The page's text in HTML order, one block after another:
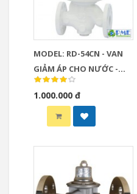
MODEL: RD-54CN - VAN
GIẢM ÁP CHO NƯỚC -
VENN- NHẬT
1.000.000 đ